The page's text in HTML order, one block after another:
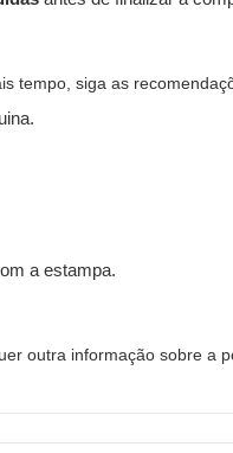
tempo, siga as
a estampa.
outra informação sobre